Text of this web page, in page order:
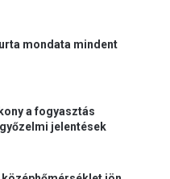
mondata mindent
a fogyasztás
jelentések